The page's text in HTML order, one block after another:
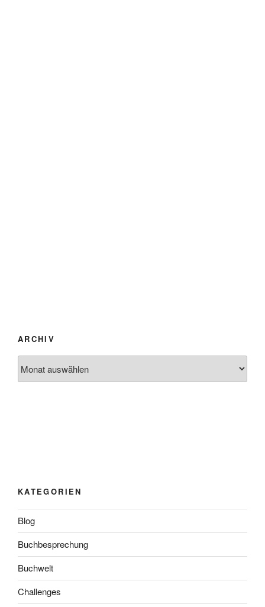
ARCHIV
KATEGORIEN
Blog
Buchbesprechung
Buchwelt
Challenges